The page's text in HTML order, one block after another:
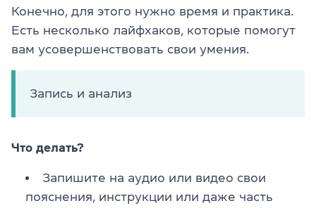
Конечно, для этого нужно время и практика.
Есть несколько лайфхаков, которые помогут
вам усовершенствовать свои умения.
Запись и анализ
Что делать?
Запишите на аудио или видео свои
пояснения, инструкции или даже часть